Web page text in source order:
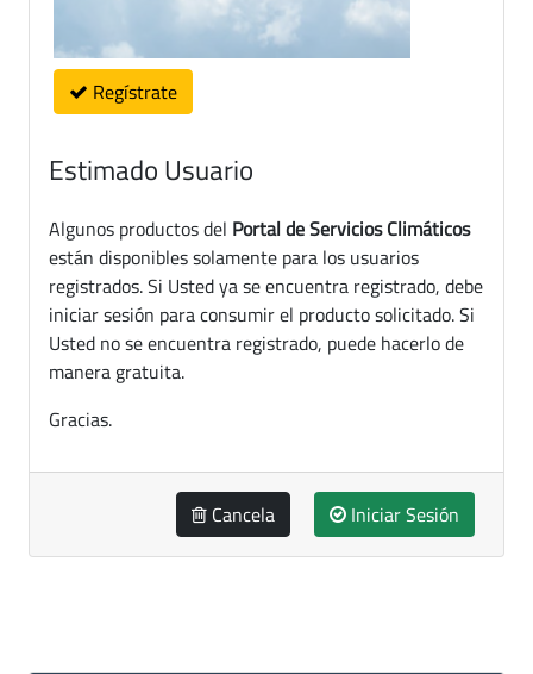
Regístrate
Estimado Usuario
Algunos productos del Portal de Servicios Climáticos
están disponibles solamente para los usuarios
registrados. Si Usted ya se encuentra registrado, debe
iniciar sesión para consumir el producto solicitado. Si
Usted no se encuentra registrado, puede hacerlo de
manera gratuita.
Gracias.
Cancela Iniciar Sesión